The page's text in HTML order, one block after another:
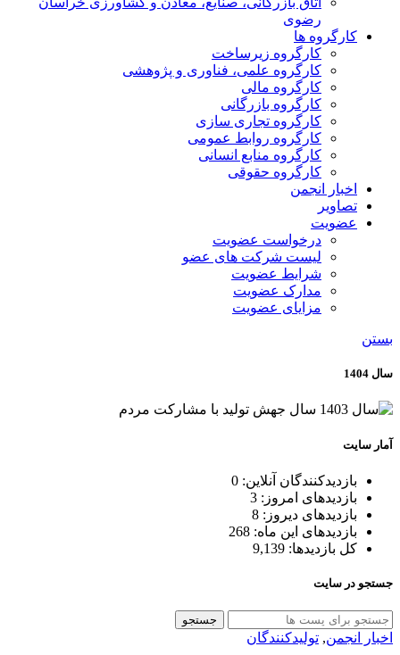
رضوی
کارگروه ها
کارگروه زیرساخت
کارگروه علمی، فناوری و پژوهشی
کارگروه مالی
کارگروه بازرگانی
کارگروه تجاری سازی
کارگروه روابط عمومی
کارگروه منابع انسانی
کارگروه حقوقی
اخبار انجمن
تصاویر
عضویت
درخواست عضویت
لیست شرکت های عضو
شرایط عضویت
مدارک عضویت
مزایای عضویت
بستن
سال 1404
آمار سایت
بازدیدکنندگان آنلاین: 0
بازدیدهای امروز: 3
بازدیدهای دیروز: 8
بازدیدهای این ماه: 268
کل بازدیدها: 9,139
جستجو در سایت
جستجو
اخبار انجمن, تولیدکنندگان